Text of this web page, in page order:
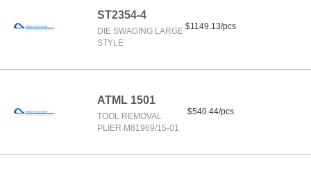
ST2354-4
DIE SWAGING LARGE
STYLE
$1149.13/pcs
ATML 1501
TOOL REMOVAL
PLIER M81969/15-01
$540.44/pcs